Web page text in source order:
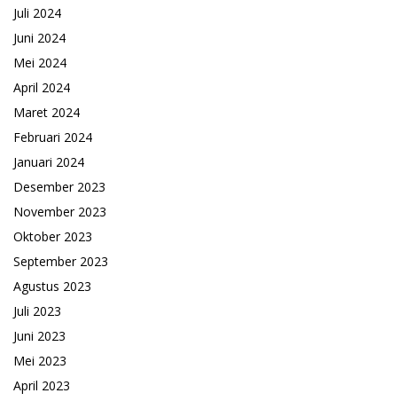
Juli 2024
Juni 2024
Mei 2024
April 2024
Maret 2024
Februari 2024
Januari 2024
Desember 2023
November 2023
Oktober 2023
September 2023
Agustus 2023
Juli 2023
Juni 2023
Mei 2023
April 2023